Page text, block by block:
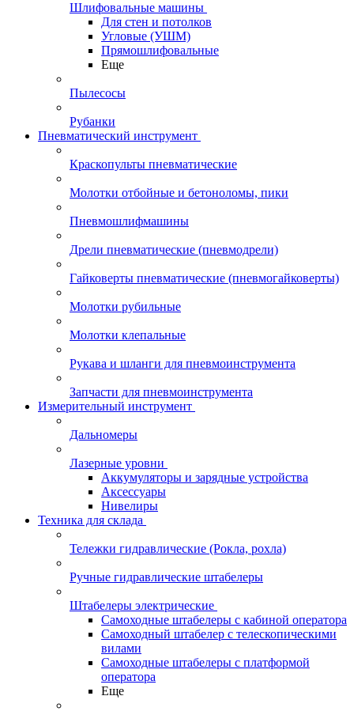
Шлифовальные машины
Для стен и потолков
Угловые (УШМ)
Прямошлифовальные
Еще
Пылесосы
Рубанки
Пневматический инструмент
Краскопульты пневматические
Молотки отбойные и бетоноломы, пики
Пневмошлифмашины
Дрели пневматические (пневмодрели)
Гайковерты пневматические (пневмогайковерты)
Молотки рубильные
Молотки клепальные
Рукава и шланги для пневмоинструмента
Запчасти для пневмоинструмента
Измерительный инструмент
Дальномеры
Лазерные уровни
Аккумуляторы и зарядные устройства
Аксессуары
Нивелиры
Техника для склада
Тележки гидравлические (Рокла, рохла)
Ручные гидравлические штабелеры
Штабелеры электрические
Самоходные штабелеры с кабиной оператора
Самоходный штабелер с телескопическими
вилами
Самоходные штабелеры с платформой
оператора
Еще